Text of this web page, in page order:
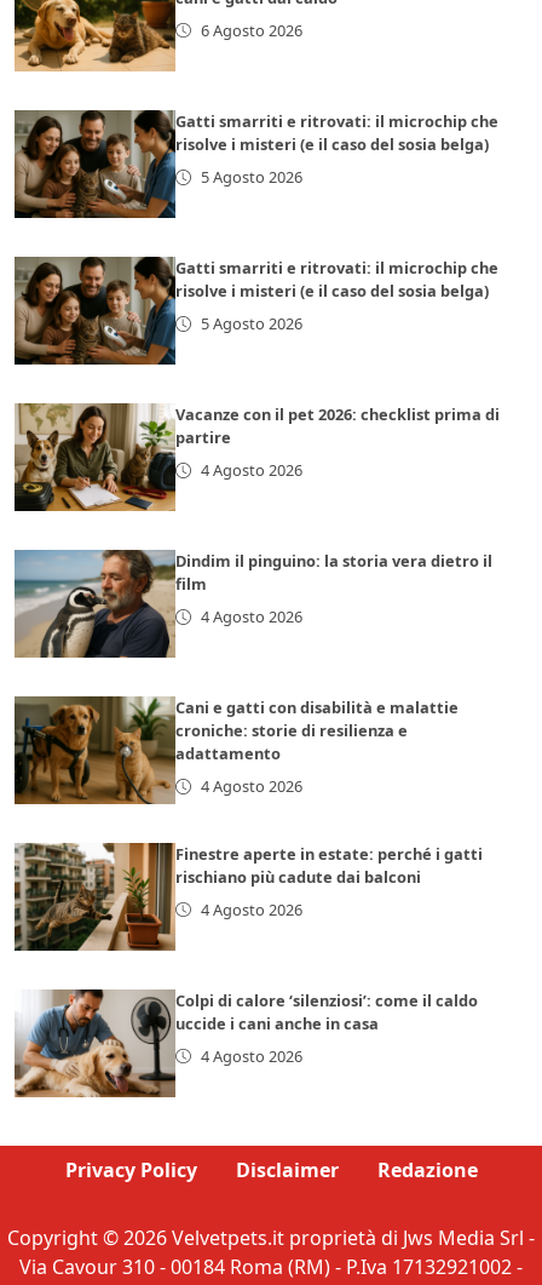
6 Agosto 2026
Gatti smarriti e ritrovati: il microchip che
risolve i misteri (e il caso del sosia belga)
5 Agosto 2026
Gatti smarriti e ritrovati: il microchip che
risolve i misteri (e il caso del sosia belga)
5 Agosto 2026
Vacanze con il pet 2026: checklist prima di
partire
4 Agosto 2026
Dindim il pinguino: la storia vera dietro il
film
4 Agosto 2026
Cani e gatti con disabilità e malattie
croniche: storie di resilienza e
adattamento
4 Agosto 2026
Finestre aperte in estate: perché i gatti
rischiano più cadute dai balconi
4 Agosto 2026
Colpi di calore ‘silenziosi’: come il caldo
uccide i cani anche in casa
4 Agosto 2026
Privacy Policy Disclaimer Redazione
Copyright © 2026 Velvetpets.it proprietà di Jws Media Srl -
Via Cavour 310 - 00184 Roma (RM) - P.Iva 17132921002 -